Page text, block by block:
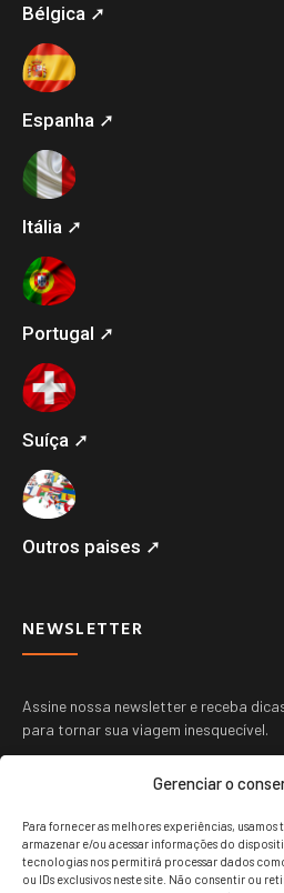
Gerenciar o
Para fornecer as melhores experiências,
armazenar e/ou acessar informações do
tecnologias nos permitirá processar dados
ou IDs exclusivos neste site. Não consentir ou
Bélgica ➚
Espanha ➚
Itália ➚
Portugal ➚
Suíça ➚
Outros paises ➚
NEWSLETTER
Assine nossa newsletter e receba
para tornar sua viagem inesquecível.